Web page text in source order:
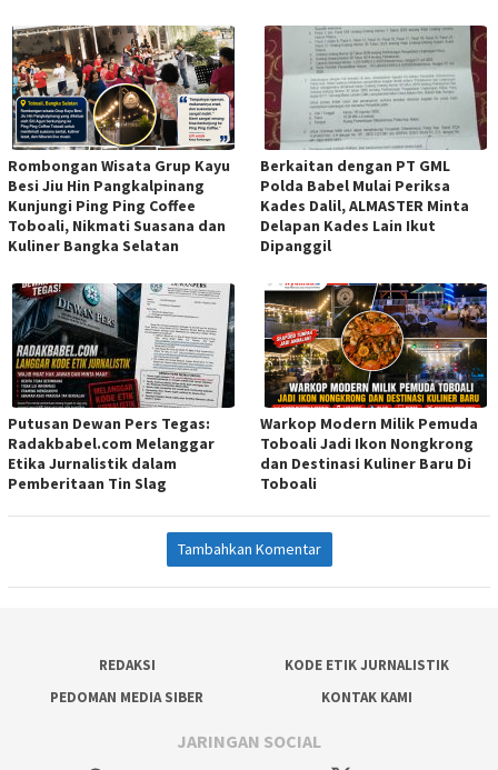
Rombongan Wisata Grup Kayu
Besi Jiu Hin Pangkalpinang
Kunjungi Ping Ping Coffee
Toboali, Nikmati Suasana dan
Kuliner Bangka Selatan
Berkaitan dengan PT GML
Polda Babel Mulai Periksa
Kades Dalil, ALMASTER Minta
Delapan Kades Lain Ikut
Dipanggil
Putusan Dewan Pers Tegas:
Radakbabel.com Melanggar
Etika Jurnalistik dalam
Pemberitaan Tin Slag
Warkop Modern Milik Pemuda
Toboali Jadi Ikon Nongkrong
dan Destinasi Kuliner Baru Di
Toboali
Tambahkan Komentar
REDAKSI
KODE ETIK JURNALISTIK
PEDOMAN MEDIA SIBER
KONTAK KAMI
JARINGAN SOCIAL